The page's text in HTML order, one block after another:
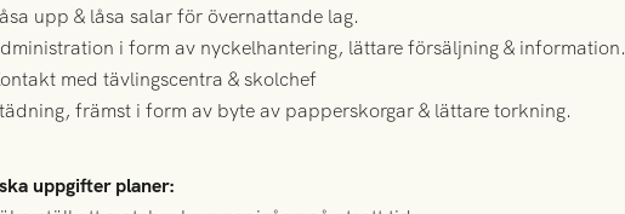
upp & låsa salar för övernattande lag.
i form av nyckelhantering, lättare försäljning & information.
med tävlingscentra & skolchef
främst i form av byte av papperskorgar & lättare torkning.
uppgifter planer: